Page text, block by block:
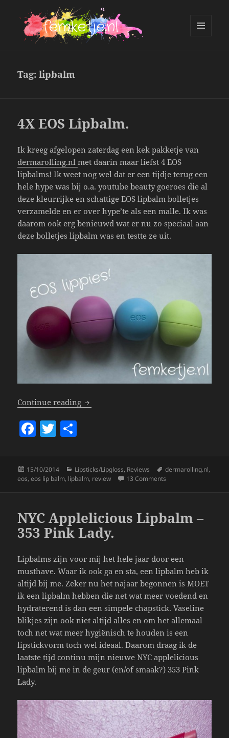
Tag:lipbalm
4X EOS Lipbalm.
Ik kreeg afgelopen zaterdag een kek pakketje van
dermarolling.nlmet daarin maar liefst 4 EOS
lipbalms! Ik weet nog wel dat er een tijdje terug een
hele hype was bij o.a. youtube beauty goeroes die al
deze kleurrijke en schattige EOS lipbalm bolletjes
verzamelde en er over hype’te als een malle. Ik was
daarom ook erg benieuwd wat er nu zo speciaal aan
deze bolletjes lipbalm was en testte ze uit.
Continue reading 4X EOS Lipbalm.
F
a
e
o
o
k
T
w
erre
Posted
on
15/10/2014 Categories
Lipsticks/Lipgloss, Reviews Tags
dermarolling.nl,
eos,eos lip balm, lipbalm, review 13 Comments
NYC Applelicious Lipbalm –
353 Pink Lady.
Lipbalms zijn voor mij het hele jaar door een
musthave. Waar ik ook ga en sta, een lipbalm heb ik
altijd bij me. Zeker nu het najaar begonnen is MOET
ik een lipbalm hebben die net wat meer voedend en
hydraterend is dan een simpele chapstick. Vaseline
blikjes zijn ook niet altijd alles en om het allemaal
toch net wat meer hygiënisch te houden is een
lipstickvorm toch wel ideaal. Daarom draag ik de
laatste tijd continu mijn nieuwe NYC applelicious
lipbalm bij me in de geur (en/of smaak?) 353 Pink
Lady.